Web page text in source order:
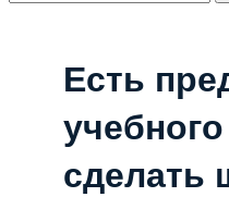
Есть
сделать